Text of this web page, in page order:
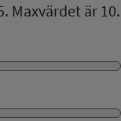
. Maxvärdet är 10.